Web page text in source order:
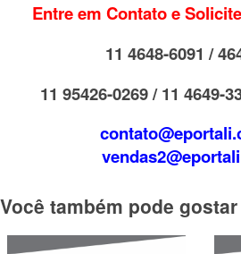
Entre em Contato e
11 4648-6091 /
11 95426-0269 / 11 4649-
Você também pode